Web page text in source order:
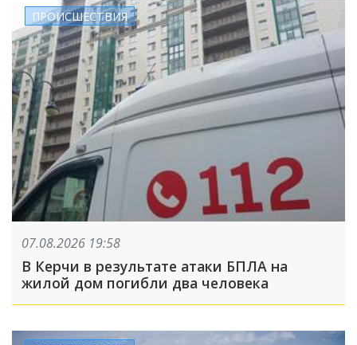
ПРОИСШЕСТВИЯ
07.08.2026 19:58
В Керчи в результате атаки БПЛА на
жилой дом погибли два человека